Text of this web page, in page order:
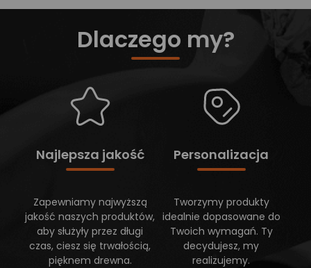
Dlaczego my?
Najlepsza jakość
Zapewniamy najwyższą
jakość naszych produktów,
aby służyły przez długi
czas, ciesz się trwałością,
pięknem drewna.
Personalizacja
Tworzymy produkty
idealnie dopasowane do
Twoich wymagań. Ty
decydujesz, my
realizujemy.